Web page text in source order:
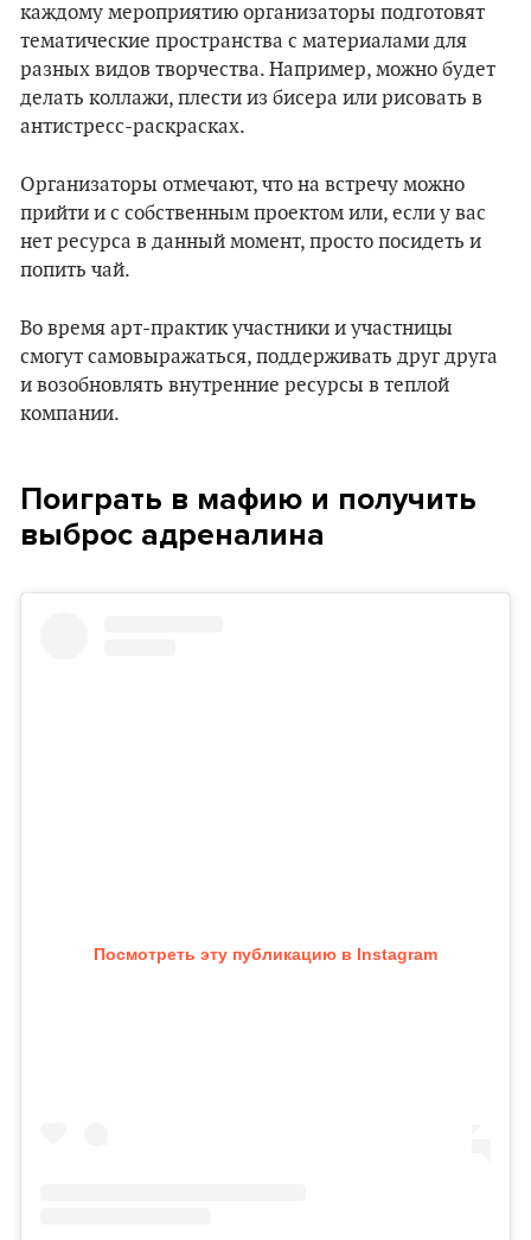
каждому мероприятию организаторы подготовят
тематические пространства с материалами для
разных видов творчества. Например, можно будет
делать коллажи, плести из бисера или рисовать в
антистресс-раскрасках.
Организаторы отмечают, что на встречу можно
прийти и с собственным проектом или, если у вас
нет ресурса в данный момент, просто посидеть и
попить чай.
Во время арт-практик участники и участницы
смогут самовыражаться, поддерживать друг друга
и возобновлять внутренние ресурсы в теплой
компании.
Поиграть в мафию и получить
выброс адреналина
Посмотреть эту публикацию в Instagram